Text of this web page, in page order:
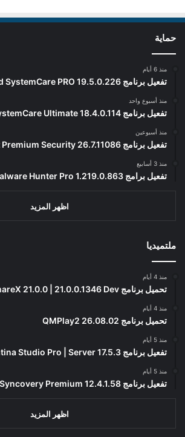
حماية
منذ 6 أيام
تفعيل برنامج Advanced SystemCare PRO 19.5.0.226
منذ أسبوع واحد
تفعيل برنامج Advanced SystemCare Ultimate 18.4.0.114
منذ أسبوعين
تفعيل برنامج Avast Premium Security 26.7.11086
منذ 3 أسابيع
تفعيل برامج Glary Malware Hunter Pro 1.219.0.863
اظهر المزيد
ملتميديا
منذ 4 أيام
تحميل برنامج ShareX 21.0.0 | 21.0.0.1346 Dev
منذ 4 أيام
تحميل برنامج QMPlay2 26.08.02
منذ 5 أيام
تفعيل برنامج Valentina Studio Pro | Server 17.5.3
منذ 5 أيام
تفعيل برنامج Syncovery Premium 12.4.1.58
اظهر المزيد